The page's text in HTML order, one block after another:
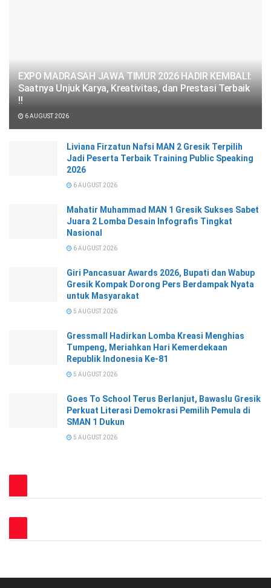
EXPO MADRASAH JAWA TIMUR 2026 HADIR KEMBALI:
Saatnya Unjuk Karya, Kreativitas, dan Prestasi Terbaik
!!
6 AUGUST 2026
Liviana Firzatun Nafsi MAN 2 Gresik Terpilih
Jadi Peserta Terbaik Training Public Speaking
2026
6 AUGUST 2026
Mahatir Muhammad MAN 1 Gresik Sukses Sabet
Juara 2 Lomba Desain Infografis Tingkat
Nasional
6 AUGUST 2026
Giri Pancasuar Awards 2026, Bupati dan Wabup
Gresik Kompak Dorong Pers Berdampak Nyata
untuk Masyarakat
5 AUGUST 2026
Gressmall Hadirkan Lomba Kreasi Menghias
Tumpeng, Meriahkan Hari Kemerdekaan
Republik Indonesia Ke-81
5 AUGUST 2026
Goes To School Terus Berlanjut, Bawaslu Gresik
Perkuat Literasi Demokrasi Pemilih Pemula di
SMAN 1 Dukun
5 AUGUST 2026